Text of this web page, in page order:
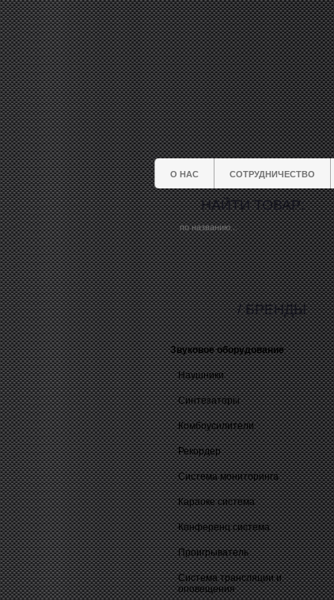
О НАС СОТРУДНИЧЕСТВО
НАЙТИ ТОВАР:
Звуковое оборудование
Наушники
Синтезаторы
Комбоусилители
Рекордер
Система мониторинга
Караоке система
Конференц система
Проигрыватель
Система трансляции и
оповещения
/ БРЕНДЫ